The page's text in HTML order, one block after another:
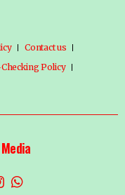
Contact us
Checking Policy